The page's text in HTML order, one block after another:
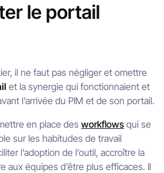
le portail
il ne faut pas négliger et omettre
et la synergie qui fonctionnaient et
l’arrivée du PIM et de son portail.
en place des workflows qui se
sur les habitudes de travail
l’adoption de l’outil, accroître la
aux équipes d’être plus efficaces. Il